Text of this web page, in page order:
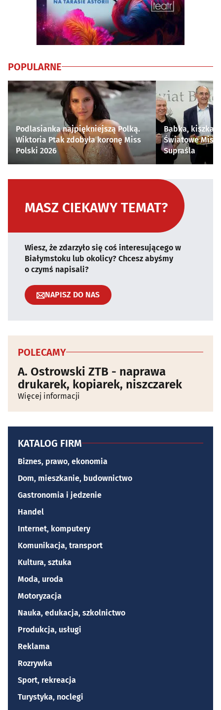
POPULARNE
Podlasianka najpiękniejszą Polką.
Wiktoria Ptak zdobyła koronę Miss
Polski 2026
Babka, kiszka i
Światowe
Supraśla
MASZ CIEKAWY TEMAT?
Wiesz, że zdarzyło się coś interesującego w
Białymstoku lub okolicy? Chcesz abyśmy
o czymś napisali?
NAPISZ DO NAS
POLECAMY
A. Ostrowski ZTB - naprawa
drukarek, kopiarek, niszczarek
Więcej informacji
KATALOG FIRM
Biznes, prawo, ekonomia
Dom, mieszkanie, budownictwo
Gastronomia i jedzenie
Handel
Internet, komputery
Komunikacja, transport
Kultura, sztuka
Moda, uroda
Motoryzacja
Nauka, edukacja, szkolnictwo
Produkcja, usługi
Reklama
Rozrywka
Sport, rekreacja
Turystyka, noclegi